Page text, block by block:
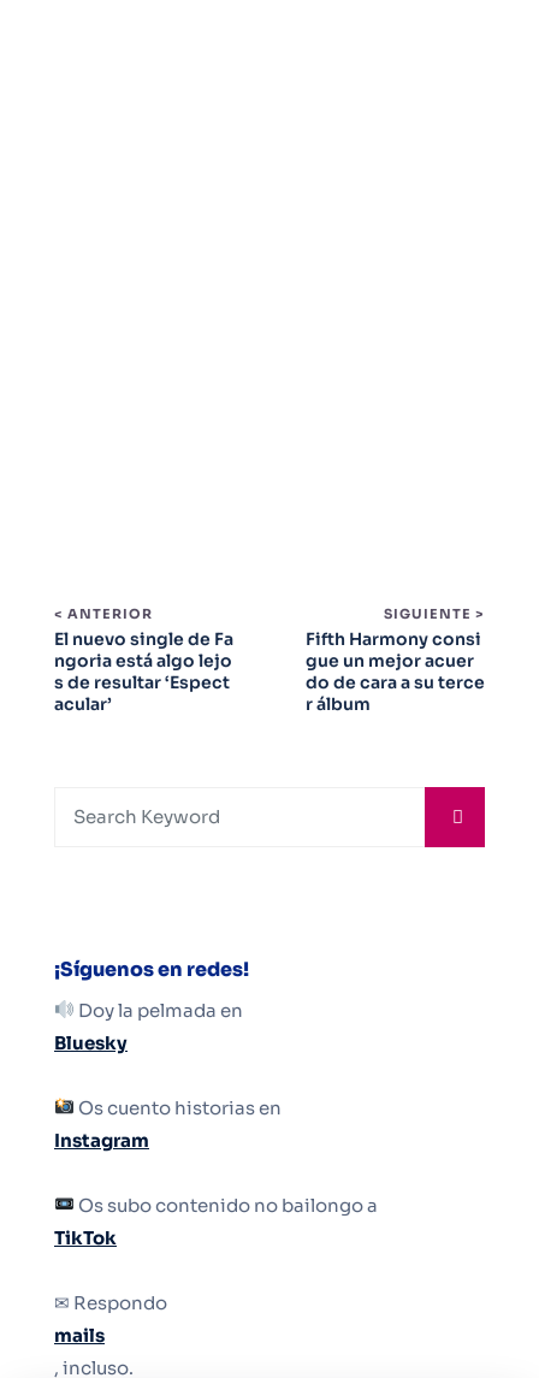
< ANTERIOR
El nuevo single de Fa
ngoria está algo lejo
s de resultar ‘Espect
acular’
SIGUIENTE >
Fifth Harmony consi
gue un mejor acuer
do de cara a su terce
r álbum
¡Síguenos en redes!
Doy la pelmada en
Bluesky
Os cuento historias en
Instagram
Os subo contenido no bailongo a
TikTok
✉ Respondo
mails
, incluso.